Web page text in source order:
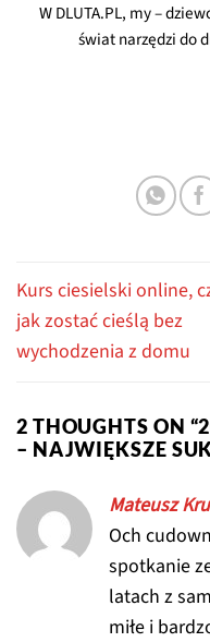
W DLUTA.PL, my –
świat narzędzi do
Kurs ciesielski online,
jak zostać cieślą bez
wychodzenia z domu
2 THOUGHTS ON “
– NAJWIĘKSZE
Mateusz
Och
spotkanie
latach z
miłe i